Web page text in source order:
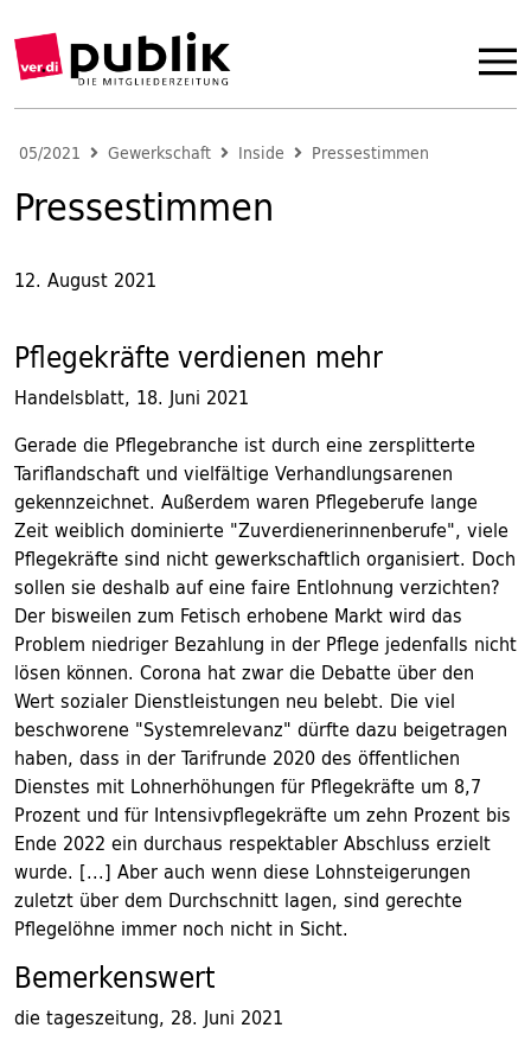
05/2021 Gewerkschaft Inside Pressestimmen
Pressestimmen
12. August 2021
Pflegekräfte verdienen mehr
Handelsblatt, 18. Juni 2021
Gerade die Pflegebranche ist durch eine zersplitterte
Tariflandschaft und vielfältige Verhandlungsarenen
gekennzeichnet. Außerdem waren Pflegeberufe lange
Zeit weiblich dominierte "Zuverdienerinnenberufe", viele
Pflegekräfte sind nicht gewerkschaftlich organisiert. Doch
sollen sie deshalb auf eine faire Entlohnung verzichten?
Der bisweilen zum Fetisch erhobene Markt wird das
Problem niedriger Bezahlung in der Pflege jedenfalls nicht
lösen können. Corona hat zwar die Debatte über den
Wert sozialer Dienstleistungen neu belebt. Die viel
beschworene "Systemrelevanz" dürfte dazu beigetragen
haben, dass in der Tarifrunde 2020 des öffentlichen
Dienstes mit Lohnerhöhungen für Pflegekräfte um 8,7
Prozent und für Intensivpflegekräfte um zehn Prozent bis
Ende 2022 ein durchaus respektabler Abschluss erzielt
wurde. [...] Aber auch wenn diese Lohnsteigerungen
zuletzt über dem Durchschnitt lagen, sind gerechte
Pflegelöhne immer noch nicht in Sicht.
Bemerkenswert
die tageszeitung, 28. Juni 2021